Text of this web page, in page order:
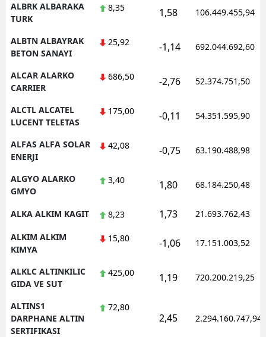
ALBRK ALBARAKA
TURK
8,35 1,58 106.449.455,94
ALBTN ALBAYRAK
BETON SANAYI
25,92 -1,14 692.044.692,60
ALCAR ALARKO
CARRIER
686,50 -2,76 52.374.751,50
ALCTL ALCATEL
LUCENT TELETAS
175,00 -0,11 54.351.595,90
ALFAS ALFA SOLAR
ENERJI
42,08 -0,75 63.190.488,98
ALGYO ALARKO
GMYO
3,40 1,80 68.184.250,48
ALKA ALKIM KAGIT 8,23 1,73 21.693.762,43
ALKIM ALKIM
KIMYA
15,80 -1,06 17.151.003,52
ALKLC ALTINKILIC
GIDA VE SUT
425,00 1,19 720.200.219,25
ALTINS1
DARPHANE ALTIN
SERTIFIKASI
72,80
2,45 2.294.160.747,94